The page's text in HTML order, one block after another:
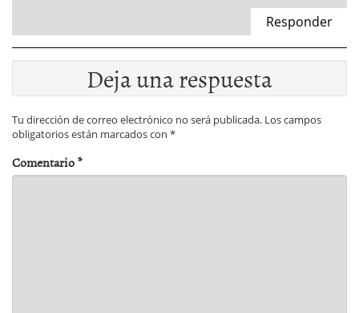
Responder
Deja una respuesta
Tu dirección de correo electrónico no será publicada. Los campos
obligatorios están marcados con *
Comentario*